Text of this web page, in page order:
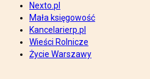
Nexto.pl
Mała księgowość
Kancelarierp.pl
Wieści Rolnicze
Życie Warszawy